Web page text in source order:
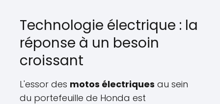
Technologie électrique : la
réponse à un besoin
croissant
L'essor des motos électriques au sein
du portefeuille de Honda est